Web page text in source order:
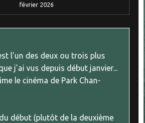
février 2026
l'un des deux ou trois plus
j'ai vus depuis début janvier...
le cinéma de Park Chan-
début (plutôt de la deuxième